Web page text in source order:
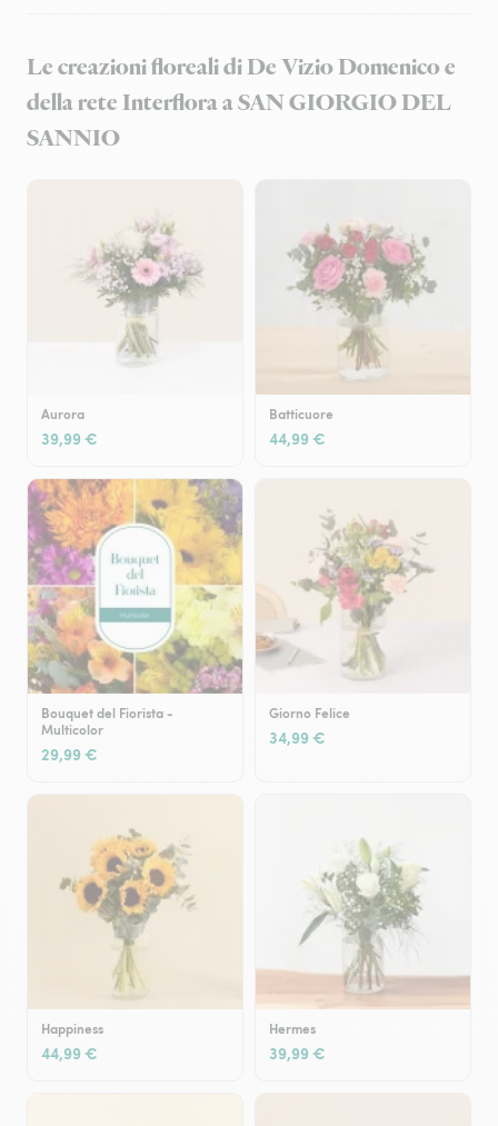
Le creazioni floreali di De Vizio Domenico e
della rete Interflora a SAN GIORGIO DEL
SANNIO
Aurora
39,99 €
Batticuore
44,99 €
Bouquet del Fiorista -
Multicolor
29,99 €
Giorno Felice
34,99 €
Happiness
44,99 €
Hermes
39,99 €